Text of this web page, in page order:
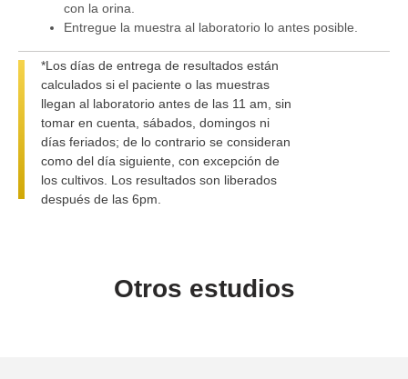
con la orina.
Entregue la muestra al laboratorio lo antes posible.
*Los días de entrega de resultados están
calculados si el paciente o las muestras
llegan al laboratorio antes de las 11 am, sin
tomar en cuenta, sábados, domingos ni
días feriados; de lo contrario se consideran
como del día siguiente, con excepción de
los cultivos. Los resultados son liberados
después de las 6pm.
Otros estudios